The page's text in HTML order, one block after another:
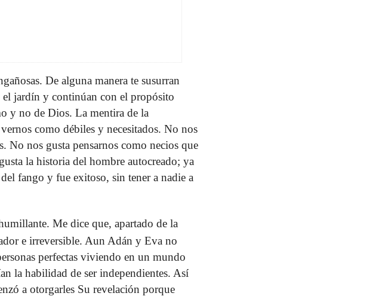
De alguna manera te susurran
el jardín y continúan con el propósito
y no de Dios. La mentira de la
como débiles y necesitados. No nos
No nos gusta pensarnos como necios que
la historia del hombre autocreado; ya
fango y fue exitoso, sin tener a nadie a
Me dice que, apartado de la
e irreversible. Aun Adán y Eva no
perfectas viviendo en un mundo
la habilidad de ser independientes. Así
a otorgarles Su revelación porque